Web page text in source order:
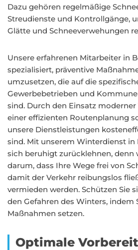
Dazu gehören regelmäßige
Streudienste und Kontrollgänge,
Glätte und Schneeverwehungen
Unsere erfahrenen Mitarbeiter in
spezialisiert, präventive
umzusetzen, die auf die
Gewerbebetrieben und
sind. Durch den Einsatz
einer effizienten Routenplanung
unsere Dienstleistungen
sind. Mit unserem Winterdienst in
sich beruhigt zurücklehnen, denn
darum, dass Ihre Wege frei von
damit der Verkehr reibungslos
vermieden werden. Schützen Sie
den Gefahren des Winters, indem
Maßnahmen setzen.
Optimale